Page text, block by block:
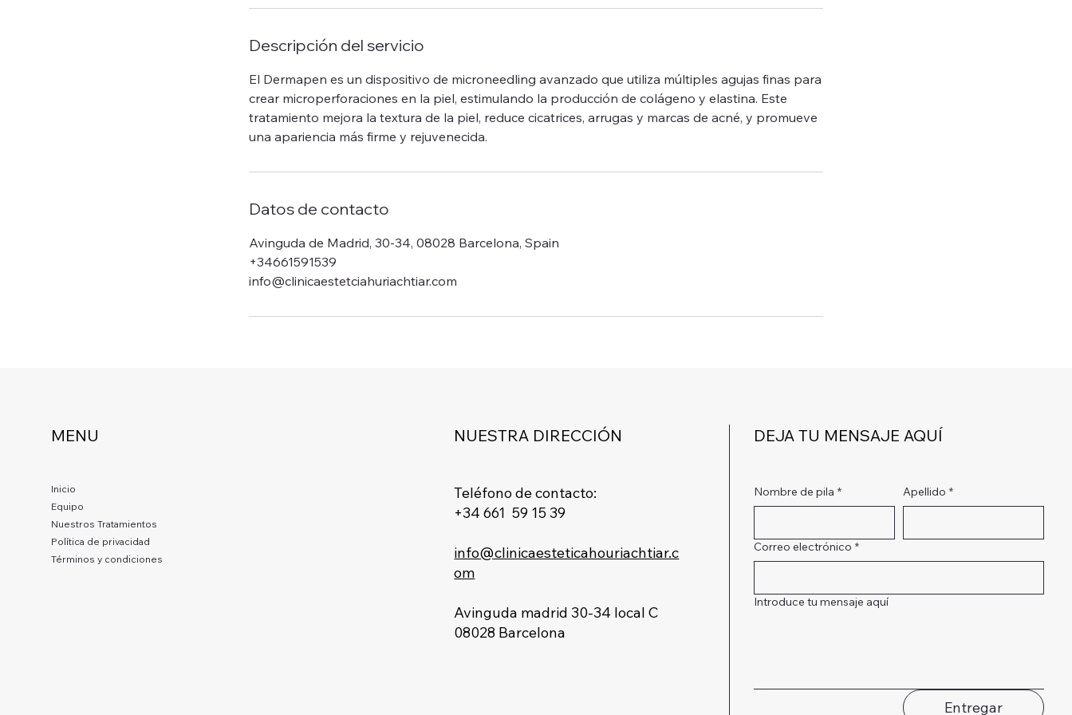
Descripción del servicio
El Dermapen es un dispositivo de microneedling avanzado que utiliza múltiples agujas finas para
crear microperforaciones en la piel, estimulando la producción de colágeno y elastina. Este
tratamiento mejora la textura de la piel, reduce cicatrices, arrugas y marcas de acné, y promueve
una apariencia más firme y rejuvenecida.
Datos de contacto
Avinguda de Madrid, 30-34, 08028 Barcelona, Spain
+34661591539
info@clinicaestetciahuriachtiar.com
MENU
Inicio
Equipo
Nuestros Tratamientos
Política de privacidad
Términos y condiciones
NUESTRA DIRECCIÓN
Teléfono de contacto:
+34 661 59 15 39
info@clinicaesteticahouriachtiar.c
om
Avinguda madrid 30-34 local C
08028 Barcelona
DEJA TU MENSAJE AQUÍ
Nombre de pila * Apellido *
Correo electrónico *
Introduce tu mensaje aquí
Entregar